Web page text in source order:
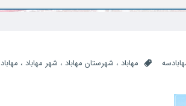
مهاباد ، شهرستان مهاباد ، شهر مهاباد ، مهاباد3